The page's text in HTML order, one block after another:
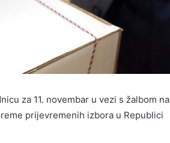
za 11. novembar u vezi s žalbom na
prijevremenih izbora u Republici